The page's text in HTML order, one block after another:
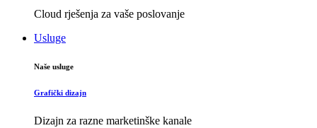
Cloud rješenja za vaše poslovanje
Usluge
Naše usluge
Grafički dizajn
Dizajn za razne marketinške kanale